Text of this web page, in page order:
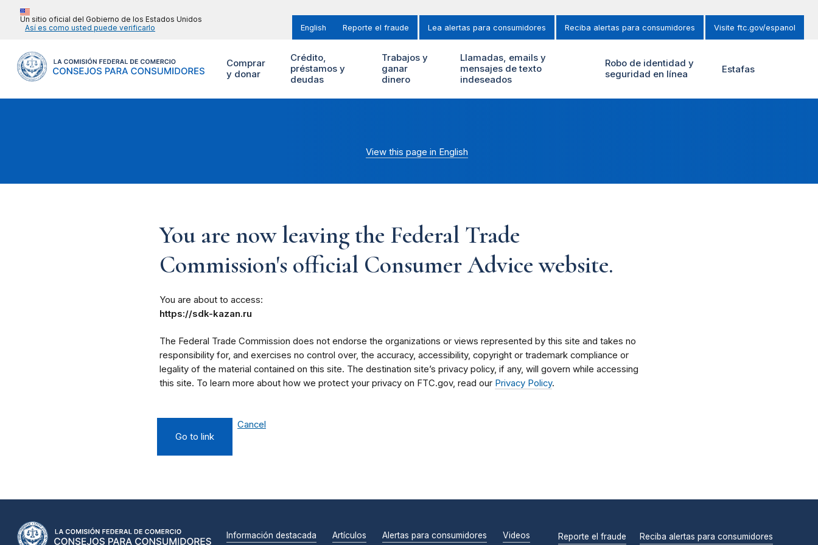
Un sitio oficial del Gobierno de los Estados Unidos
Así es como usted puede verificarlo
English Reporte el fraude Lea alertas para consumidores Reciba alertas para consumidores Visite ftc.gov/espanol
Comprar
y donar
Crédito,
préstamos y
deudas
Trabajos y
ganar
dinero
Llamadas, emails y
mensajes de texto
indeseados
Robo de identidad y
seguridad en línea
Estafas
View this page in English
You are now leaving the Federal Trade
Commission's official Consumer Advice website.
You are about to access:
https://sdk-kazan.ru
The Federal Trade Commission does not endorse the organizations or views represented by this site and takes no
responsibility for, and exercises no control over, the accuracy, accessibility, copyright or trademark compliance or
legality of the material contained on this site. The destination site’s privacy policy, if any, will govern while accessing
this site. To learn more about how we protect your privacy on FTC.gov, read our Privacy Policy.
Go to link
Cancel
Información destacada Artículos Alertas para consumidores Videos Reporte el fraude Reciba alertas para consumidores